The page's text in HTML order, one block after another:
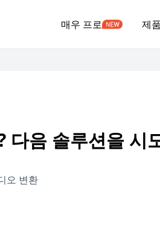
매우 프로 제품
다음 솔루션을 시
오 변환